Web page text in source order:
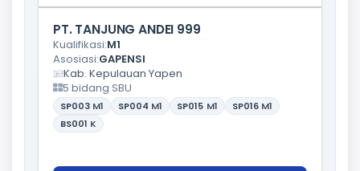
PT. TANJUNG ANDEI 999
Kualifikasi:M1
Asosiasi:GAPENSI
Kab. Kepulauan Yapen
5 bidang SBU
SP003 M1 SP004 M1 SP015 M1 SP016 M1
BS001 K